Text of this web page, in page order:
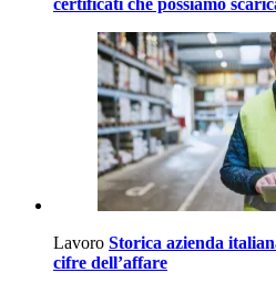
certificati che possiamo
Lavoro Storica azienda
cifre dell’affare